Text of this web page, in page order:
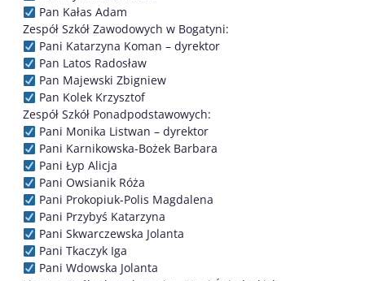
Pan Kałas Adam
Zespół Szkół Zawodowych w Bogatyni:
Pani Katarzyna Koman – dyrektor
Pan Latos Radosław
Pan Majewski Zbigniew
Pan Kolek Krzysztof
Zespół Szkół Ponadpodstawowych:
Pani Monika Listwan – dyrektor
Pani Karnikowska-Bożek Barbara
Pani Łyp Alicja
Pani Owsianik Róża
Pani Prokopiuk-Polis Magdalena
Pani Przybyś Katarzyna
Pani Skwarczewska Jolanta
Pani Tkaczyk Iga
Pani Wdowska Jolanta